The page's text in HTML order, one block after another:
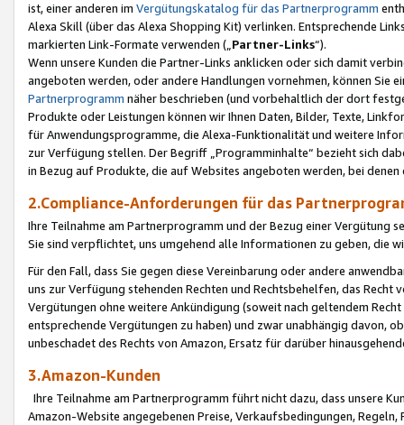
ist, einer anderen im Vergütungskatalog für das Partnerprogramm
Alexa Skill (über das Alexa Shopping Kit) verlinken. Entsprechende
markierten Link-Formate verwenden („ Partner-Links“).
Wenn unsere Kunden die Partner-Links anklicken oder sich damit
angeboten werden, oder andere Handlungen vornehmen, können Sie
Partnerprogramm näher beschrieben (und vorbehaltlich der dort
Produkte oder Leistungen können wir Ihnen Daten, Bilder, Texte,
für Anwendungsprogramme, die Alexa-Funktionalität und weitere
zur Verfügung stellen. Der Begriff „Programminhalte“ bezieht sich
in Bezug auf Produkte, die auf Websites angeboten werden, bei
2.Compliance-Anforderungen für das
Ihre Teilnahme am Partnerprogramm und der Bezug einer Vergütung
Sie sind verpflichtet, uns umgehend alle Informationen zu geben, die
Für den Fall, dass Sie gegen diese Vereinbarung oder andere
uns zur Verfügung stehenden Rechten und Rechtsbehelfen, das
Vergütungen ohne weitere Ankündigung (soweit nach geltendem
entsprechende Vergütungen zu haben) und zwar unabhängig davon,
unbeschadet des Rechts von Amazon, Ersatz für darüber
3.Amazon-Kunden
Ihre Teilnahme am Partnerprogramm führt nicht dazu, dass unsere
Amazon-Website angegebenen Preise, Verkaufsbedingungen,